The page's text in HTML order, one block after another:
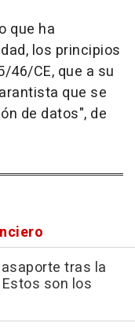
que ha
los principios
46/CE, que a su
que se
de datos", de
tras la
son los